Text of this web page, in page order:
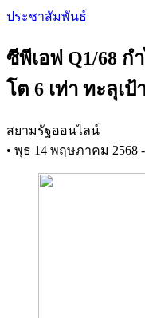
Skip
content
ประชาสัมพันธ์
ซีพีเอฟ Q1/68 ก
โต 6 เท่า ทะลุเป้
สยามรัฐออนไลน์
• พุธ 14 พฤษภาคม 2568 -